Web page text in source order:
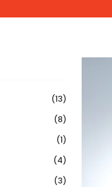
(13)
(8)
(1)
(4)
(3)